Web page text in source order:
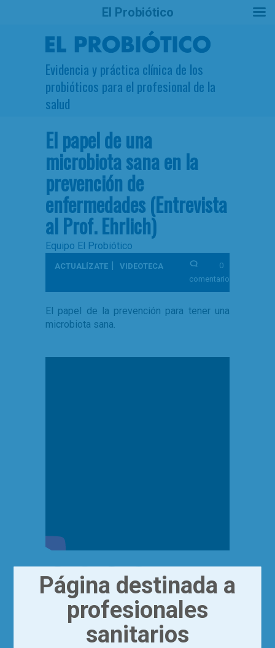
Evidencia y práctica clínica de los
probióticos para el profesional de la
salud
El papel de una
microbiota sana en la
prevención de
enfermedades (Entrevista
al Prof. Ehrlich)
Equipo El Probiótico
ACTUALÍZATE | VIDEOTECA
0
comentarios
El papel de la prevención para tener una
microbiota sana.
Fecha de última modificación del artículo:
15/01/2018
0 comentarios
Página destinada a
profesionales
sanitarios
El Probiótico